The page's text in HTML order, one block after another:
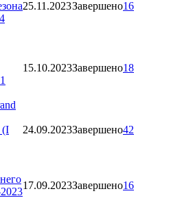
25.11.2023Завершено16
15.10.2023Завершено18
(I
24.09.2023Завершено42
17.09.2023Завершено16